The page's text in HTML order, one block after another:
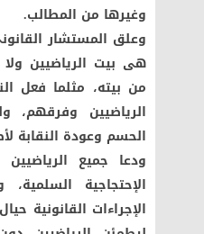
وغيرها من المطالب.
وعلق المستشار
هى بيت الرياضيين
من بيته، مثلما فعل
الرياضيين وفرقهم،
الحسم وعودة النقابة
ودعا جميع
الإحتجاجية
الإجراءات القانونية